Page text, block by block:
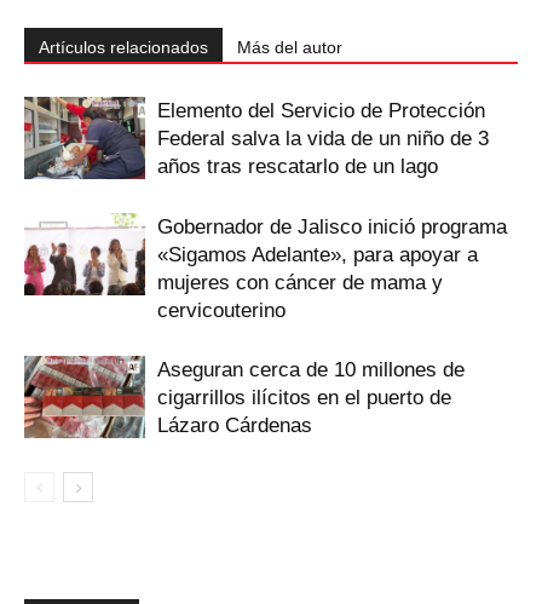
Artículos relacionados Más del autor
Elemento del Servicio de Protección
Federal salva la vida de un niño de 3
años tras rescatarlo de un lago
Gobernador de Jalisco inició programa
«Sigamos Adelante», para apoyar a
mujeres con cáncer de mama y
cervicouterino
Aseguran cerca de 10 millones de
cigarrillos ilícitos en el puerto de
Lázaro Cárdenas